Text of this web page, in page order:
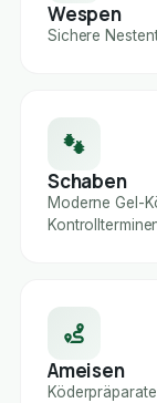
Wespen
Sichere
Schaben
Moderne Gel-
Ameisen